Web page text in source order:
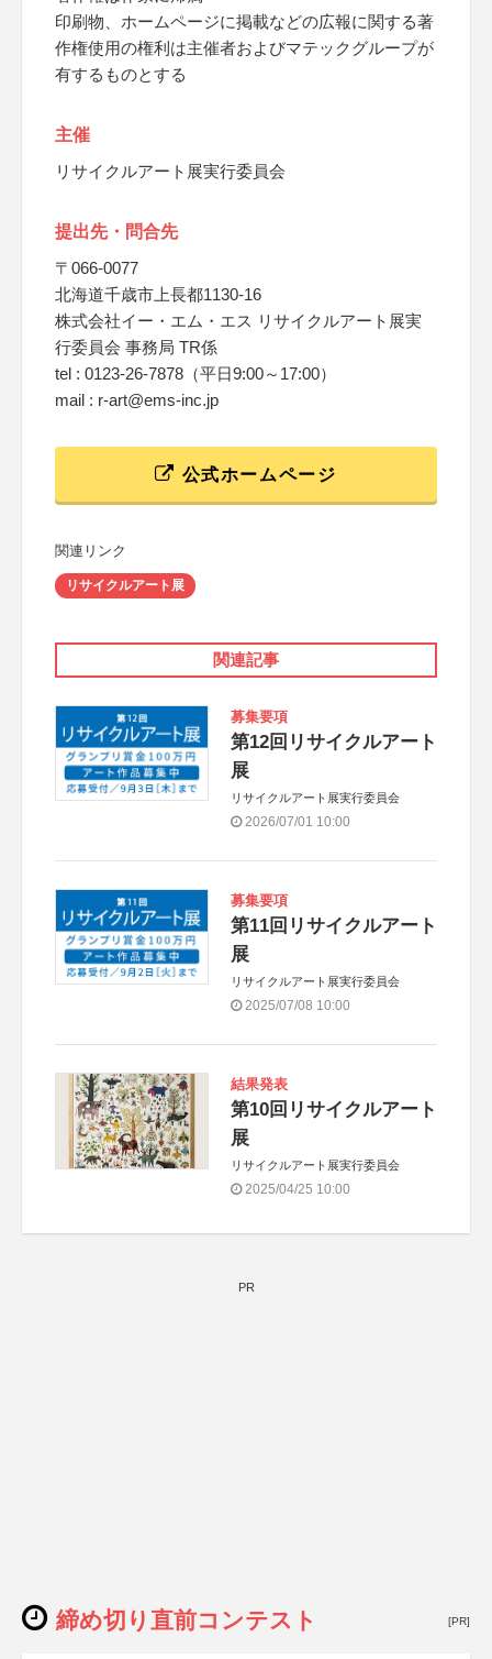
印刷物、ホームページに掲載などの広報に関する著
作権使用の権利は主催者およびマテックグループが
有するものとする
主催
リサイクルアート展実行委員会
提出先・問合先
〒066-0077
北海道千歳市上長都1130-16
株式会社イー・エム・エス リサイクルアート展実
行委員会 事務局 TR係
tel : 0123-26-7878（平日9:00～17:00）
mail : r-art@ems-inc.jp
公式ホームページ
関連リンク
リサイクルアート展
関連記事
募集要項
第12回リサイクルアート
展
リサイクルアート展実行委員会
2026/07/01 10:00
募集要項
第11回リサイクルアート
展
リサイクルアート展実行委員会
2025/07/08 10:00
結果発表
第10回リサイクルアート
展
リサイクルアート展実行委員会
2025/04/25 10:00
PR
締め切り直前コンテスト [PR]